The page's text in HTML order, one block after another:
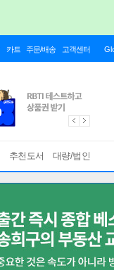
카트 주문/배송 고객센터
추천도서 대량/법인